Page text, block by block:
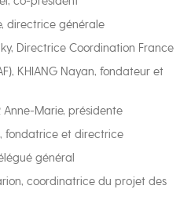
directrice générale
Directrice Coordination France
KHIANG Nayan, fondateur et
Anne‑Marie, présidente
fondatrice et directrice
général
coordinatrice du projet des